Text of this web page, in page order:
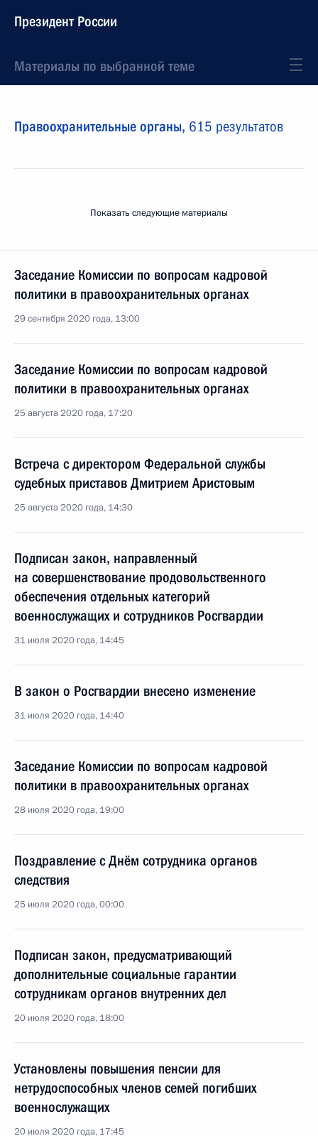
Президент России
Материалы по выбранной теме
Правоохранительные органы, 615 результатов
Показать следующие материалы
Заседание Комиссии по вопросам кадровой
политики в правоохранительных органах
29 сентября 2020 года, 13:00
Заседание Комиссии по вопросам кадровой
политики в правоохранительных органах
25 августа 2020 года, 17:20
Встреча с директором Федеральной службы
судебных приставов Дмитрием Аристовым
25 августа 2020 года, 14:30
Подписан закон, направленный
на совершенствование продовольственного
обеспечения отдельных категорий
военнослужащих и сотрудников Росгвардии
31 июля 2020 года, 14:45
В закон о Росгвардии внесено изменение
31 июля 2020 года, 14:40
Заседание Комиссии по вопросам кадровой
политики в правоохранительных органах
28 июля 2020 года, 19:00
Поздравление с Днём сотрудника органов
следствия
25 июля 2020 года, 00:00
Подписан закон, предусматривающий
дополнительные социальные гарантии
сотрудникам органов внутренних дел
20 июля 2020 года, 18:00
Установлены повышения пенсии для
нетрудоспособных членов семей погибших
военнослужащих
20 июля 2020 года, 17:45